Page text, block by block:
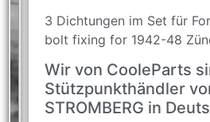
3 Dichtungen im Set für
bolt fixing for 1942-48
Wir von CooleParts
Stützpunkthändler
STROMBERG in